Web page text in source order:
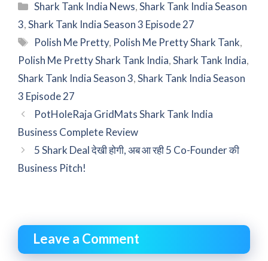
Categories
Shark Tank India News,Shark Tank India Season
3,Shark Tank India Season 3 Episode 27
Tags
Polish Me Pretty, Polish Me Pretty Shark Tank,
Polish Me Pretty Shark Tank India,Shark Tank India,
Shark Tank India Season 3,Shark Tank India Season
3 Episode 27
PotHoleRaja GridMats Shark Tank India
Business Complete Review
5 Shark Deal देखी होगी, अब आ रही 5 Co-Founder की
Business Pitch!
Leave a Comment